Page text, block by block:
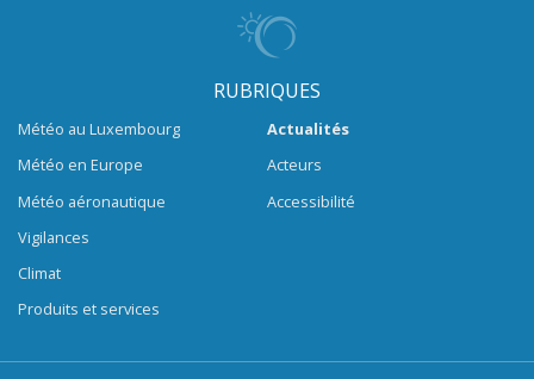
RUBRIQUES
Météo au Luxembourg
Météo en Europe
Météo aéronautique
Vigilances
Climat
Produits et services
Actualités
Acteurs
Accessibilité